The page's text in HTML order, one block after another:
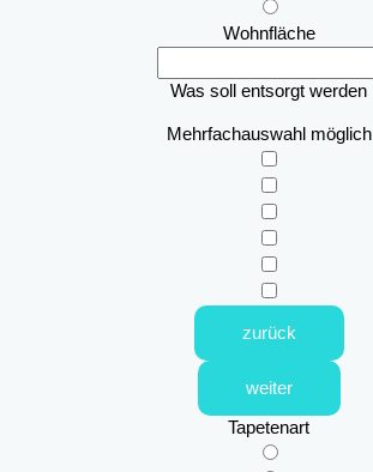
Wohnfläche
Was soll entsorgt werden
Mehrfachauswahl möglich
zurück
weiter
Tapetenart